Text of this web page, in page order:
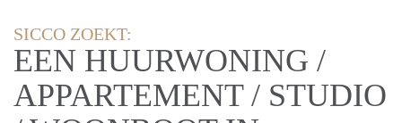
SICCO ZOEKT:
EEN HUURWONING /
APPARTEMENT / STUDIO